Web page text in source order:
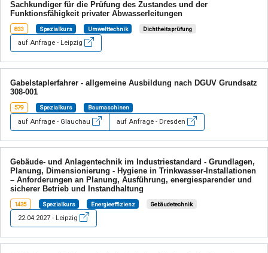
Sachkundiger für die Prüfung des Zustandes und der
Funktionsfähigkeit privater Abwasserleitungen
833 Spezialkurs Umwelttechnik Dichtheitsprüfung
auf Anfrage - Leipzig
Gabelstaplerfahrer - allgemeine Ausbildung nach DGUV Grundsatz
308-001
579 Spezialkurs Baumaschinen
auf Anfrage - Glauchau auf Anfrage - Dresden
Gebäude- und Anlagentechnik im Industriestandard - Grundlagen,
Planung, Dimensionierung - Hygiene in Trinkwasser-Installationen
– Anforderungen an Planung, Ausführung, energiesparender und
sicherer Betrieb und Instandhaltung
1435 Spezialkurs Energieeffizienz Gebäudetechnik
22.04.2027 - Leipzig